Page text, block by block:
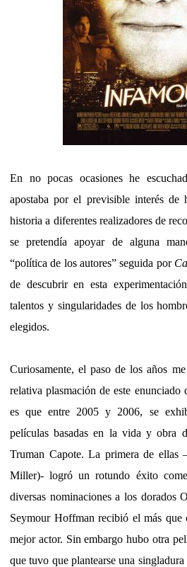
En no pocas ocasiones he
apostaba por el previsible interés de
historia a diferentes realizadores de
se pretendía apoyar de alguna
“política de los autores” seguida por
de descubrir en esta
talentos y singularidades de los
elegidos.
Curiosamente, el paso de los años
relativa plasmación de este enunciado
es que entre 2005 y 2006, se
películas basadas en la vida y obra
Truman Capote. La primera de ellas
Miller)- logró un rotundo éxito
diversas nominaciones a los dorados
Seymour Hoffman recibió el más que
mejor actor. Sin embargo hubo otra
que tuvo que plantearse una